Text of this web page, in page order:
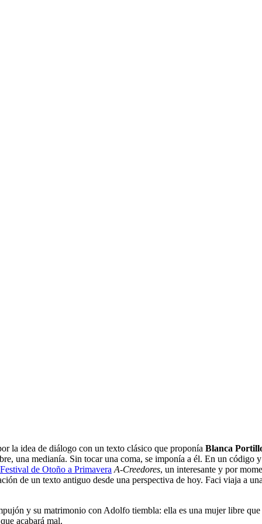
la idea de diálogo con un texto clásico que proponía Blanca
una medianía. Sin tocar una coma, se imponía a él. En un código
Festival de Otoño a Primavera A-Creedores, un interesante y por
de un texto antiguo desde una perspectiva de hoy. Faci viaja a
y su matrimonio con Adolfo tiembla: ella es una mujer libre
acabará mal.